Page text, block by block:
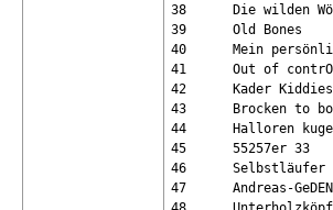
38	Die wilden Wölfe	46	17.05.2026 07:23:27	122.8	29
39	Old Bones	5	17.05.2026 07:47:10	118.1	29
40	Mein persönlicher Favorit	74	17.05.2026 07:58:39	121.8	29
41	Out of contrOL	35	17.05.2026 08:06:17	118.1	29
42	Kader Kiddies Bayern 1995	58	17.05.2026 08:09:39	118.1	29
43	Brocken to bottom	79	17.05.2026 08:18:14	121.2	29
44	Halloren kugeln	56	17.05.2026 08:37:35	118.1	29
45	55257er	33	17.05.2026 08:37:47	120.2	29
46	Selbstläufer	25	17.05.2026 08:38:24	119.3	29
47	Andreas-GeDENK-Team	76	17.05.2026 08:42:53	122.5	29